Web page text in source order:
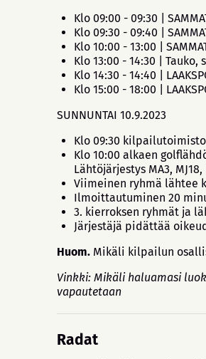
Klo 09:00 - 09:30 |
Klo 09:30 - 09:40 |
Klo 10:00 - 13:00 |
Klo 13:00 - 14:30 |
Klo 14:30 - 14:40 |
Klo 15:00 - 18:00 |
SUNNUNTAI 10.9.2023
Klo 09:30
Klo 10:00 alkaen
Lähtöjärjestys MA3, MJ18,
Viimeinen ryhmä lähtee
Ilmoittautuminen 20
3. kierroksen ryhmät ja
Järjestäjä pidättää
Huom. Mikäli kilpailun
Vinkki: Mikäli haluamasi
vapautetaan
Radat